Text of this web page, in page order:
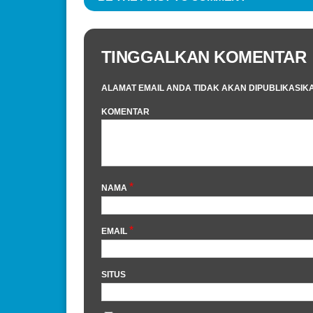
TINGGALKAN KOMENTAR
ALAMAT EMAIL ANDA TIDAK AKAN
KOMENTAR
NAMA *
EMAIL *
SITUS